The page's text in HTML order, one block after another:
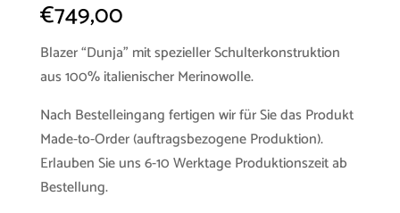
€749,00
Blazer “Dunja” mit spezieller Schulterkonstruktion
aus 100% italienischer Merinowolle.
Nach Bestelleingang fertigen wir für Sie das Produkt
Made-to-Order (auftragsbezogene Produktion).
Erlauben Sie uns 6-10 Werktage Produktionszeit ab
Bestellung.